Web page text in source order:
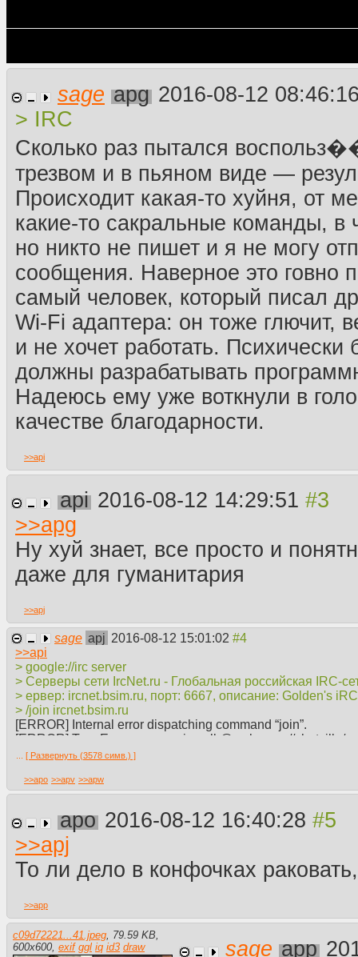
sage apg 2016-08-12
> IRC
Сколько раз пытался
трезвом и в пьяном виде —
Происходит какая-то хуйня, от
какие-то сакральные команды, в
но никто не пишет и я не могу
сообщения. Наверное это говно
самый человек, который писал
Wi-Fi адаптера: он тоже глючит,
и не хочет работать.
должны разрабатывать
Надеюсь ему уже воткнули в
качестве благодарности.
>>api
api 2016-08-12 14:29:51
>>apg
Ну хуй знает, все просто и
даже для гуманитария
>>apj
sage apj 2016-08-12 15:01:02
>>api
> google://irc server
> Серверы сети IrcNet.ru - Глобальная российская IRC-
> ервер: ircnet.bsim.ru, порт: 6667, описание: Golden's
> /join ircnet.bsim.ru
[ERROR] Internal error dispatching command “join”.
[ERROR] TypeError: e.server is null @ <chrome://chatzilla/
> /connect ircnet.bsim.ru
> /help
[INFO] Help is available from many places:
Говно
Говно
> google://как подсоединиться к irc серверу
> Команды IRC
> Поскольку Вы общаетесь через клиент, Ваше
"классические" команды, начинающиеся со слэша ('/'),
каналу #dom (Разговоры на общие темы, русский язык),
введенная Вами строка не начинается со слэша, фраза
[ Развернуть (3578 симв.) ]
>>apo >>apv >>apw
apo 2016-08-12 16:40:28
>>apj
То ли дело в конфочках
>>app
c09d72221...41.jpeg, 79.59 KB,
600x600, exif ggl iq id3 draw sage app